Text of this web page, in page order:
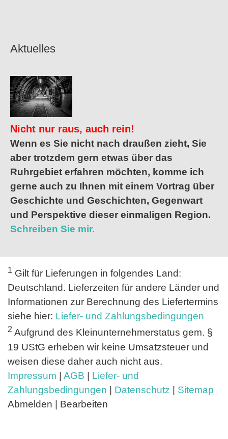
Aktuelles
Nicht nur raus, auch rein!
Wenn es Sie nicht nach draußen zieht, Sie
aber trotzdem gern etwas über das
Ruhrgebiet erfahren möchten, komme ich
gerne auch zu Ihnen mit einem Vortrag über
Geschichte und Geschichten, Gegenwart
und Perspektive dieser einmaligen Region.
Schreiben Sie mir.
1 Gilt für Lieferungen in folgendes Land:
Deutschland. Lieferzeiten für andere Länder und
Informationen zur Berechnung des Liefertermins
siehe hier: Liefer- und Zahlungsbedingungen
2 Aufgrund des Kleinunternehmerstatus gem. §
19 UStG erheben wir keine Umsatzsteuer und
weisen diese daher auch nicht aus.
Impressum | AGB | Liefer- und
Zahlungsbedingungen | Datenschutz | Sitemap
Abmelden | Bearbeiten